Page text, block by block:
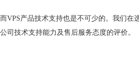
VPS产品技术支持也是不可少的。我们在
司技术支持能力及售后服务态度的评价。